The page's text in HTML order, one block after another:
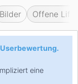
Bilder Offene
eine